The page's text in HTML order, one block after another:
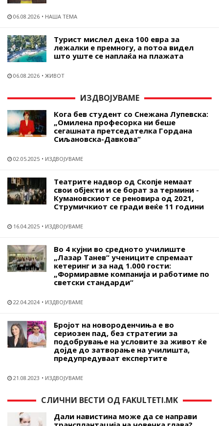
06.08.2026 НАША ТЕМА
Турист мислел дека 100 евра за
лежалки е премногу, а потоа видел
што уште се наплаќа на плажата
06.08.2026 ЖИВОТ
ИЗДВОЈУВАМЕ
Кога бев студент со Снежана Лупевска:
„Омилена професорка ни беше
сегашната претседателка Гордана
Сиљановска-Давкова“
02.05.2025 ИЗДВОЈУВАМЕ
Театрите надвор од Скопје немаат
свои објекти и се борат за термини -
Кумановскиот се реновира од 2021,
Струмичкиот се гради веќе 11 години
16.04.2025 ИЗДВОЈУВАМЕ
Во 4 кујни во средното училиште
„Лазар Танев“ учениците спремаат
кетеринг и за над 1.000 гости:
„Формиравме компанија и работиме по
светски стандарди“
22.04.2024 ИЗДВОЈУВАМЕ
Бројот на новороденчиња е во
сериозен пад, без стратегии за
подобрување на условите за живот ќе
дојде до затворање на училишта,
предупредуваат експертите
21.08.2023 ИЗДВОЈУВАМЕ
СЛИЧНИ ВЕСТИ ОД FAKULTETI.MK
Дали навистина може да се направи